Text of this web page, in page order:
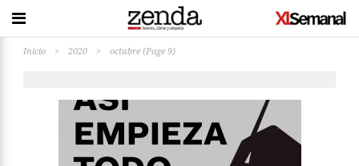
Inicio > 2020 > octubre (Page 9)